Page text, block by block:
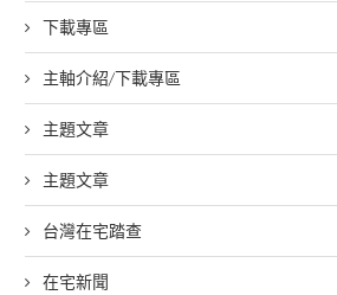
下載專區
主軸介紹/下載專區
主題文章
主題文章
台灣在宅踏查
在宅新聞